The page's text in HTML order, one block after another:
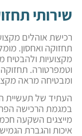
שירותי
רכישת אוהלים
תחזוקה ואחסון.
מקצועיות
וטמפרטורה.
ומבטיחה מראה
העתיד של תעשיית
במגמת הרכישה
מייצגים השקעה
איכות והגברת